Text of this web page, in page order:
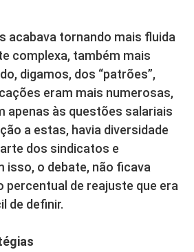
acabava tornando mais fluida
complexa, também mais
digamos, dos “patrões”,
eram mais numerosas,
apenas às questões salariais
a estas, havia diversidade
dos sindicatos e
isso, o debate, não ficava
percentual de reajuste que era
de definir.